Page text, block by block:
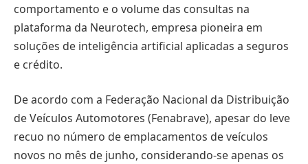
comportamento e o volume das consultas na
plataforma da Neurotech, empresa pioneira em
soluções de inteligência artificial aplicadas a seguros
e crédito.
De acordo com a Federação Nacional da Distribuição
de Veículos Automotores (Fenabrave), apesar do leve
recuo no número de emplacamentos de veículos
novos no mês de junho, considerando-se apenas os